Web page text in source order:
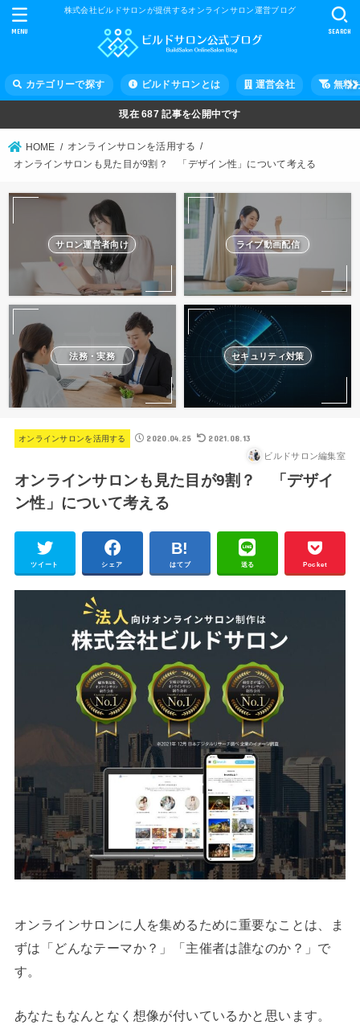
株式会社ビルドサロンが提供するオンラインサロン運営ブログ
カテゴリーで探す ビルドサロンとは 運営会社 無料
SEARCH
MENU
現在687 記事を公開中です
HOME
オンラインサロンを活用する
オンラインサロンも見た目が9割？ 「デザイン性」について考える
サロン運営者向け ライブ動画配信
法務・実務 セキュリティ対策
オンラインサロンを活用する 2020.04.25
2021.08.13
ビルドサロン編集室
オンラインサロンも見た目が9割？ 「デザイ
ン性」について考える
ツイート シェア はてブ 送る Pocket
オンラインサロンに人を集めるために重要なことは、ま
ずは「どんなテーマか？」「主催者は誰なのか？」で
す。
あなたもなんとなく想像が付いているかと思います。